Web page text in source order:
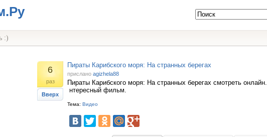
:)
6
раз
Вверх
Пираты Карибского моря: На странных берегах
прислано agizhela88
Пираты Карибского моря: На странных берегах смотреть онлайн.
нтересный фильм.
Тема: Видео